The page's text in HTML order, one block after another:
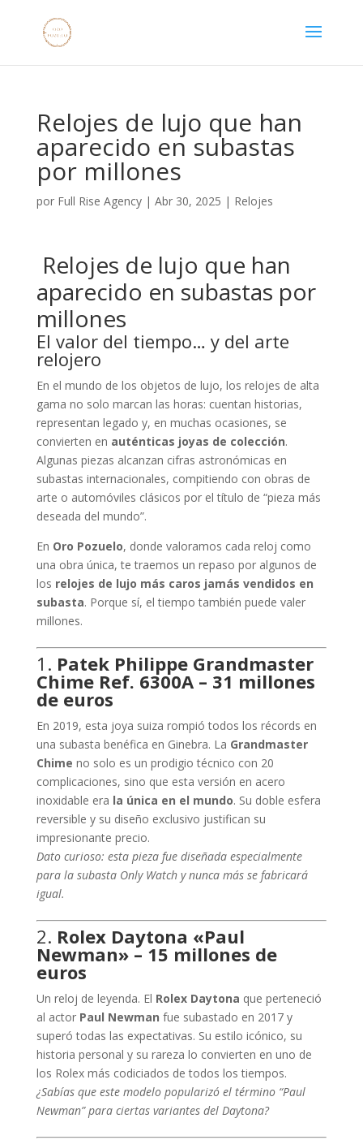
Relojes de lujo que han
aparecido en subastas
por millones
por Full Rise Agency| Abr 30, 2025 | Relojes
️ Relojes de lujo que han
aparecido en subastas por
millones
El valor del tiempo… y del arte
relojero
En el mundo de los objetos de lujo, los relojes de alta
gama no solo marcan las horas: cuentan historias,
representan legado y, en muchas ocasiones, se
convierten en auténticas joyas de colección.
Algunas piezas alcanzan cifras astronómicas en
subastas internacionales, compitiendo con obras de
arte o automóviles clásicos por el título de “pieza más
deseada del mundo”.
En Oro Pozuelo, donde valoramos cada reloj como
una obra única, te traemos un repaso por algunos de
los relojes de lujo más caros jamás vendidos en
subasta. Porque sí, el tiempo también puede valer
millones.
1. Patek Philippe Grandmaster
Chime Ref. 6300A – 31 millones
de euros
En 2019, esta joya suiza rompió todos los récords en
una subasta benéfica en Ginebra. La Grandmaster
Chime no solo es un prodigio técnico con 20
complicaciones, sino que esta versión en acero
inoxidable era la única en el mundo. Su doble esfera
reversible y su diseño exclusivo justifican su
impresionante precio.
Dato curioso: esta pieza fue diseñada especialmente
para la subasta Only Watch y nunca más se fabricará
igual.
2. Rolex Daytona «Paul
Newman» – 15 millones de
euros
Un reloj de leyenda. El Rolex Daytona que perteneció
al actor Paul Newman fue subastado en 2017 y
superó todas las expectativas. Su estilo icónico, su
historia personal y su rareza lo convierten en uno de
los Rolex más codiciados de todos los tiempos.
¿Sabías que este modelo popularizó el término “Paul
Newman” para ciertas variantes del Daytona?